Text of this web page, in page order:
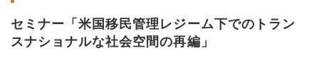
セミナー「米国移民管理レジーム下でのトラン
スナショナルな社会空間の再編」